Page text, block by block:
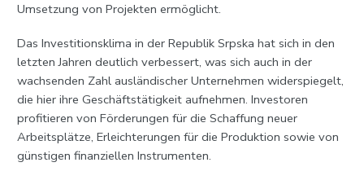
Umsetzung von Projekten ermöglicht.
Das Investitionsklima in der Republik Srpska hat sich in den
letzten Jahren deutlich verbessert, was sich auch in der
wachsenden Zahl ausländischer Unternehmen widerspiegelt,
die hier ihre Geschäftstätigkeit aufnehmen. Investoren
profitieren von Förderungen für die Schaffung neuer
Arbeitsplätze, Erleichterungen für die Produktion sowie von
günstigen finanziellen Instrumenten.